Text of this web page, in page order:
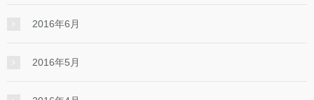
2016年6月
2016年5月